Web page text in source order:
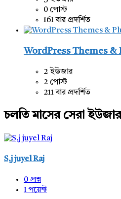
0 পোস্ট
161 বার প্রদর্শিত
WordPress Themes &
2 ইউজার
2 পোস্ট
211 বার প্রদর্শিত
চলতি মাসের সেরা ইউজার
S,j juyel Raj
0 প্রশ্ন
1পয়েন্ট